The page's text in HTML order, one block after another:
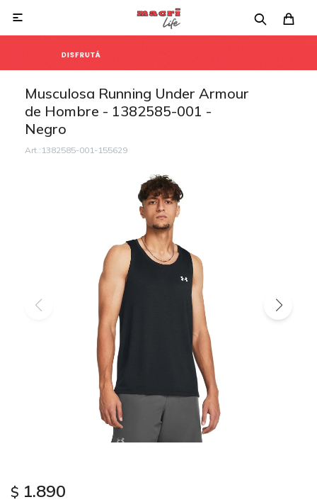

Musculosa Running Under Armour
de Hombre - 1382585-001 -
Negro
1382585-001-155629
$ 1.890